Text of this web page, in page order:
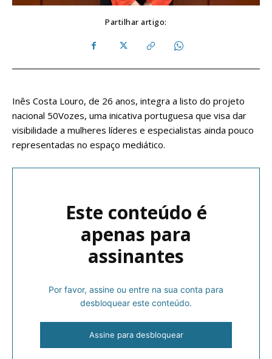
Partilhar artigo:
Inês Costa Louro, de 26 anos, integra a listo do projeto
nacional 50Vozes, uma inicativa portuguesa que visa dar
visibilidade a mulheres líderes e especialistas ainda pouco
representadas no espaço mediático.
Este conteúdo é
apenas para
assinantes
Por favor, assine ou entre na sua conta para
desbloquear este conteúdo.
Assine para desbloquear